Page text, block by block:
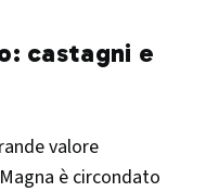
castagni e
valore
è circondato